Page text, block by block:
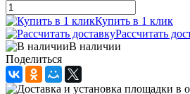
Купить в 1 клик
Рассчитать
В наличии
Поделиться